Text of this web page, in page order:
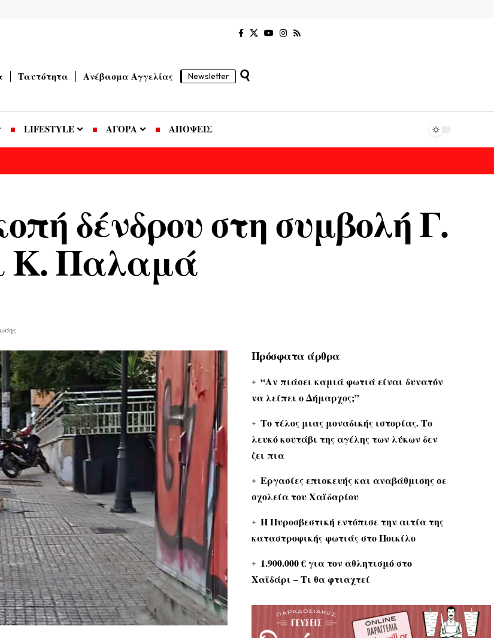
Ταυτότητα Ανέβασμα Αγγελίας Newsletter
LIFESTYLE ΑΓΟΡΑ ΑΠΟΨΕΙΣ
δένδρου στη συμβολή Γ.
Κ. Παλαμά
Πρόσφατα άρθρα
“Αν πιάσει καμιά φωτιά είναι δυνατόν
να λείπει ο Δήμαρχος;”
Το τέλος μιας μοναδικής ιστορίας. Το
λευκό κουτάβι της αγέλης των λύκων δεν
ζει πια
Εργασίες επισκευής και αναβάθμισης σε
σχολεία του Χαϊδαρίου
Η Πυροσβεστική εντόπισε την αιτία της
καταστροφικής φωτιάς στο Ποικίλο
1.900.000 € για τον αθλητισμό στο
Χαϊδάρι – Τι θα φτιαχτεί